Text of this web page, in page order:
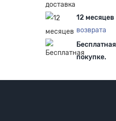
12 месяцев
возврата
Бесплатная
покупке.